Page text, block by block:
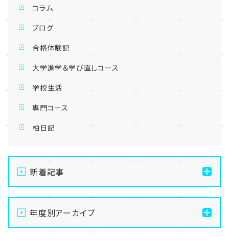
コラム
ブログ
合格体験記
大学進学＆学び直しコース
学校生活
専門コース
柏日記
新着記事
【柏】夏休み明けの転校について
【柏】入試説明会、本格始動！体験授業日程のご案内✨
年度別アーカイブ